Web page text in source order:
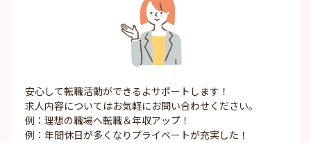
安心して転職活動ができるよサポートします！
求人内容についてはお気軽にお問い合わせください。
例：理想の職場へ転職＆年収アップ！
例：年間休日が多くなりプライベートが充実した！